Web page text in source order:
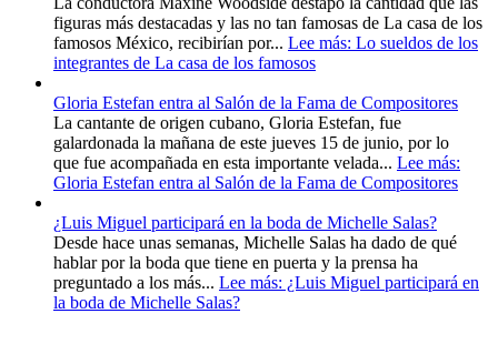
figuras más destacadas y las no tan famosas de La casa de los
famosos México, recibirían por... Lee más: Lo sueldos de los
integrantes de La casa de los famosos
Gloria Estefan entra al Salón de la Fama de Compositores
La cantante de origen cubano, Gloria Estefan, fue
galardonada la mañana de este jueves 15 de junio, por lo
que fue acompañada en esta importante velada... Lee más:
Gloria Estefan entra al Salón de la Fama de Compositores
¿Luis Miguel participará en la boda de Michelle Salas?
Desde hace unas semanas, Michelle Salas ha dado de qué
hablar por la boda que tiene en puerta y la prensa ha
preguntado a los más... Lee más: ¿Luis Miguel participará en
la boda de Michelle Salas?